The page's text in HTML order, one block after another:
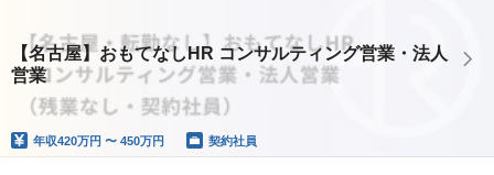
【名古屋】おもてなしHR コンサルティング営業・法人
営業
年収420万円 〜 450万円 契約社員